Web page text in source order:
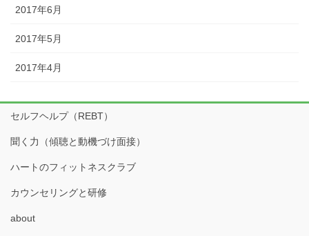
2017年6月
2017年5月
2017年4月
セルフヘルプ（REBT）
聞く力（傾聴と動機づけ面接）
ハートのフィットネスクラブ
カウンセリングと研修
about